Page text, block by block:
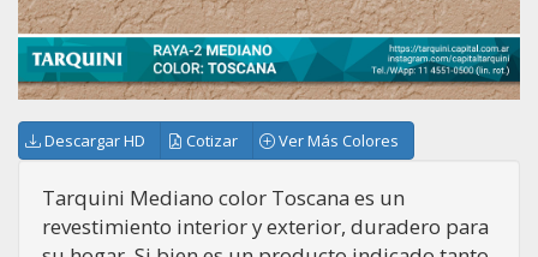
Descargar HD Cotizar Ver Más Colores
Tarquini Mediano color Toscana es un
revestimiento interior y exterior, duradero para